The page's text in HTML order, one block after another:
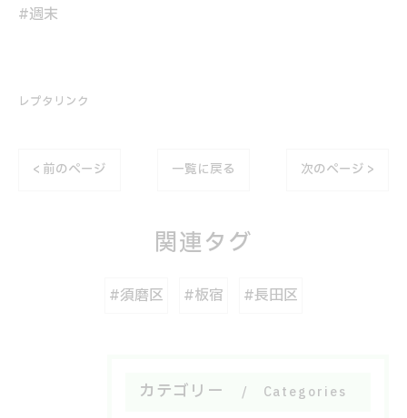
#週末
レプタリンク
< 前のページ 一覧に戻る 次のページ >
関連タグ
#須磨区 #板宿 #長田区
カテゴリー Categories